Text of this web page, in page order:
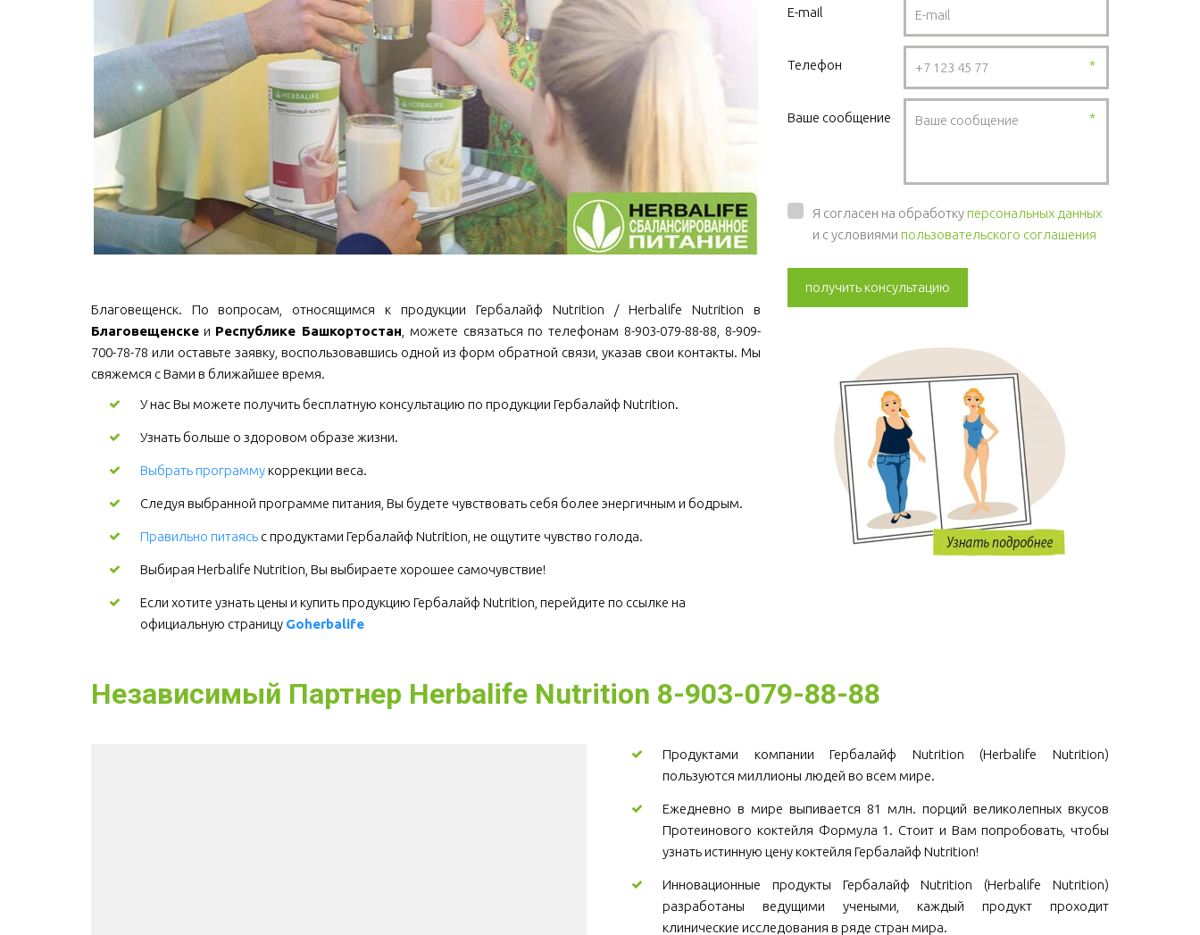
Благовещенск. По вопросам, относящимся к продукции Гербалайф Nutrition / Herbalife Nutrition в
Благовещенскеи Республике Башкортостан , можете связаться по телефонам 8-903-079-88-88, 8-909-
700-78-78 или оставьте заявку, воспользовавшись одной из форм обратной связи, указав свои контакты. Мы
свяжемся с Вами в ближайшее время.
У нас Вы можете получить бесплатную консультацию по продукции Гербалайф Nutrition.
Узнать больше о здоровом образе жизни.
Выбрать программукоррекции веса.
Следуя выбранной программе питания, Вы будете чувствовать себя более энергичным и бодрым.
Правильно питаясь с продуктами Гербалайф Nutrition, не ощутите чувство голода.
Выбирая Herbalife Nutrition, Вы выбираете хорошее самочувствие!
Если хотите узнать цены и купить продукцию Гербалайф Nutrition, перейдите по ссылке на
официальную страницу Goherbalife
E-mail
Телефон *
Ваше сообщение *
Я согласен на обработкуперсональных данных
и с условиями пользовательского соглашения
получить консультацию
Независимый Партнер Herbalife Nutrition 8-903-079-88-88
Продуктами компании Гербалайф Nutrition (Herbalife Nutrition)
пользуются миллионы людей во всем мире.
Ежедневно в мире выпивается 81 млн. порций великолепных вкусов
Протеинового коктейля Формула 1. Стоит и Вам попробовать, чтобы
узнать истинную цену коктейля Гербалайф Nutrition!
Инновационные продукты Гербалайф Nutrition (Herbalife Nutrition)
разработаны ведущими учеными, каждый продукт проходит
клинические исследования в ряде стран мира.